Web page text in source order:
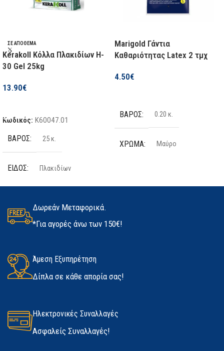
ΚΑΤΑΣΚΕΥΑΣΤΉΣ
ΔΙΑΘΕΣΙΜΌΤΗΤΑ
ΣΕ ΑΠΌΘΕΜΑ
Kerakoll Κόλλα Πλακιδίων H-
30 Gel 25kg
13.90€
Κωδικός: K60047.01
ΒΆΡΟΣ 25 κ.
ΕΊΔΟΣ Πλακιδίων
ΚΑΤΑΣΚΕΥΑΣΤΉΣ Kerakoll
ΔΙΑΘΕΣΙΜΌΤΗΤΑ
Marigold Γάντια
Καθαριότητας Latex 2 τμχ
4.50€
ΒΆΡΟΣ 0.20 κ.
ΧΡΏΜΑ Μαύρο
Δωρεάν Μεταφορικά.
*Για αγορές άνω των 150€!
Άμεση Εξυπηρέτηση
Δίπλα σε κάθε απορία σας!
Ηλεκτρονικές Συναλλαγές
Ασφαλείς Συναλλαγές!